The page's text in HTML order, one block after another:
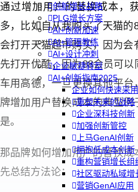
创新增长战略
PLG增长方案
AI+创新加速
AI+管理教练
AI+设计冲刺
企业敏捷转型
AI+创新指南2025
企业如何快速采
重塑未来的战略
企业深科技创新
加强创新管控
上马GenAI创新
拥抱低成本创新
重构营销增长组
社区驱动私域增
营销GenAI应用
通过增加用户的替换成本，
多，比如自从我购买了天猫
会打开天猫超市购买，因为
先打开优酷，因为88会员可
车用高德，一旦更换其他平
牌增加用户替换成本的典型
是。
那品牌如何增加用户的替换成
先总结方法论：